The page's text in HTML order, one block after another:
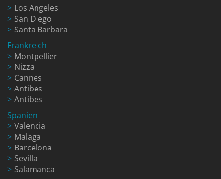
Los Angeles
San Diego
Santa Barbara
Frankreich
Montpellier
Nizza
Cannes
Antibes
Antibes
Spanien
Valencia
Malaga
Barcelona
Sevilla
Salamanca